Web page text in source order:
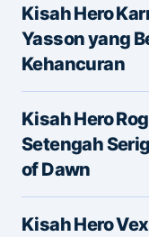
E-mail
Kisah Hero
Yasson yang
Kehancuran
Kisah Hero
Setengah
of Dawn
Kisah Hero